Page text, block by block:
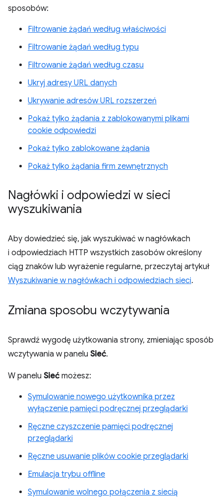
sposobów:
Filtrowanie żądań według właściwości
Filtrowanie żądań według typu
Filtrowanie żądań według czasu
Ukryj adresy URL danych
Ukrywanie adresów URL rozszerzeń
Pokaż tylko żądania z zablokowanymi plikami
cookie odpowiedzi
Pokaż tylko zablokowane żądania
Pokaż tylko żądania firm zewnętrznych
Nagłówki i odpowiedzi w sieci
wyszukiwania
Aby dowiedzieć się, jak wyszukiwać w nagłówkach
i odpowiedziach HTTP wszystkich zasobów określony
ciąg znaków lub wyrażenie regularne, przeczytaj artykuł
Wyszukiwanie w nagłówkach i odpowiedziach sieci.
Zmiana sposobu wczytywania
Sprawdź wygodę użytkowania strony, zmieniając sposób
wczytywania w panelu Sieć.
W panelu Sieć możesz:
Symulowanie nowego użytkownika przez
wyłączenie pamięci podręcznej przeglądarki
Ręczne czyszczenie pamięci podręcznej
przeglądarki
Ręczne usuwanie plików cookie przeglądarki
Emulacja trybu offline
Symulowanie wolnego połączenia z siecią